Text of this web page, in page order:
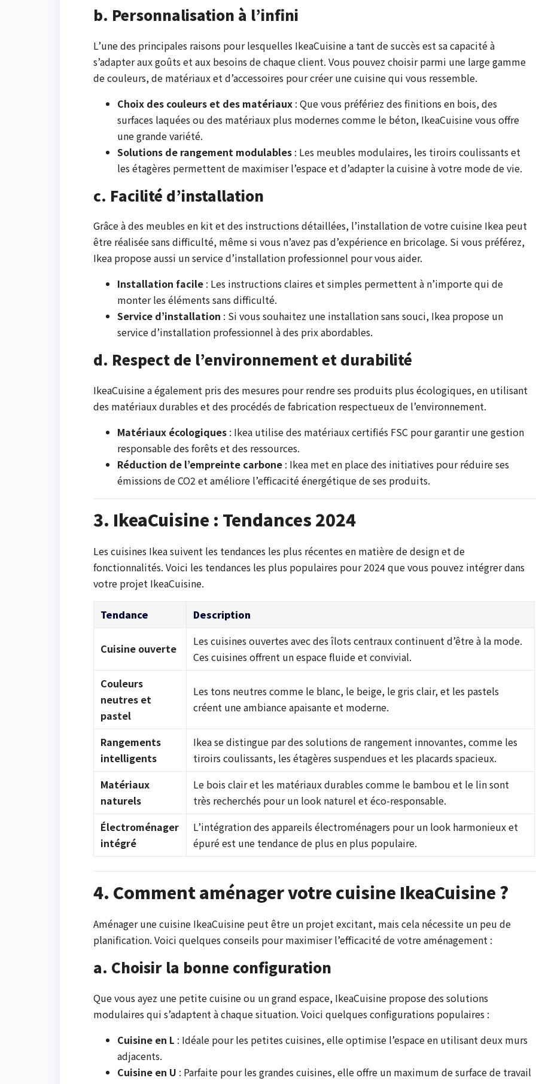
b. Personnalisation à l’infini
L’une des principales raisons pour lesquelles IkeaCuisine a tant de succès est sa capacité à
s’adapter aux goûts et aux besoins de chaque client. Vous pouvez choisir parmi une large gamme
de couleurs, de matériaux et d’accessoires pour créer une cuisine qui vous ressemble.
Choix des couleurs et des matériaux : Que vous préfériez des finitions en bois, des
surfaces laquées ou des matériaux plus modernes comme le béton, IkeaCuisine vous offre
une grande variété.
Solutions de rangement modulables : Les meubles modulaires, les tiroirs coulissants et
les étagères permettent de maximiser l’espace et d’adapter la cuisine à votre mode de vie.
c. Facilité d’installation
Grâce à des meubles en kit et des instructions détaillées, l’installation de votre cuisine Ikea peut
être réalisée sans difficulté, même si vous n’avez pas d’expérience en bricolage. Si vous préférez,
Ikea propose aussi un service d’installation professionnel pour vous aider.
Installation facile : Les instructions claires et simples permettent à n’importe qui de
monter les éléments sans difficulté.
Service d’installation : Si vous souhaitez une installation sans souci, Ikea propose un
service d’installation professionnel à des prix abordables.
d. Respect de l’environnement et durabilité
IkeaCuisine a également pris des mesures pour rendre ses produits plus écologiques, en utilisant
des matériaux durables et des procédés de fabrication respectueux de l’environnement.
Matériaux écologiques : Ikea utilise des matériaux certifiés FSC pour garantir une gestion
responsable des forêts et des ressources.
Réduction de l’empreinte carbone : Ikea met en place des initiatives pour réduire ses
émissions de CO2 et améliore l’efficacité énergétique de ses produits.
3. IkeaCuisine : Tendances 2024
Les cuisines Ikea suivent les tendances les plus récentes en matière de design et de
fonctionnalités. Voici les tendances les plus populaires pour 2024 que vous pouvez intégrer dans
votre projet IkeaCuisine.
Tendance Description
Cuisine ouverte
Les cuisines ouvertes avec des îlots centraux continuent d’être à la mode.
Ces cuisines offrent un espace fluide et convivial.
Couleurs
neutres et
pastel
Les tons neutres comme le blanc, le beige, le gris clair, et les pastels
créent une ambiance apaisante et moderne.
Rangements
intelligents
Ikea se distingue par des solutions de rangement innovantes, comme les
tiroirs coulissants, les étagères suspendues et les placards spacieux.
Matériaux
naturels
Le bois clair et les matériaux durables comme le bambou et le lin sont
très recherchés pour un look naturel et éco-responsable.
Électroménager
intégré
L’intégration des appareils électroménagers pour un look harmonieux et
épuré est une tendance de plus en plus populaire.
4. Comment aménager votre cuisine IkeaCuisine ?
Aménager une cuisine IkeaCuisine peut être un projet excitant, mais cela nécessite un peu de
planification. Voici quelques conseils pour maximiser l’efficacité de votre aménagement :
a. Choisir la bonne configuration
Que vous ayez une petite cuisine ou un grand espace, IkeaCuisine propose des solutions
modulaires qui s’adaptent à chaque situation. Voici quelques configurations populaires :
Cuisine en L : Idéale pour les petites cuisines, elle optimise l’espace en utilisant deux murs
adjacents.
Cuisine en U : Parfaite pour les grandes cuisines, elle offre un maximum de surface de travail